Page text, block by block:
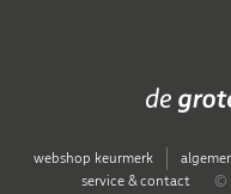
webshop keurmerk
service & contact
©